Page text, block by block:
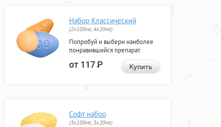
Набор Классический
(2x100мг, 4x20мг)
Попробуй и выбери наиболее
понравившийся препарат.
от 117Р Купить
Софт набор
(3x100мг, 3x20мг)